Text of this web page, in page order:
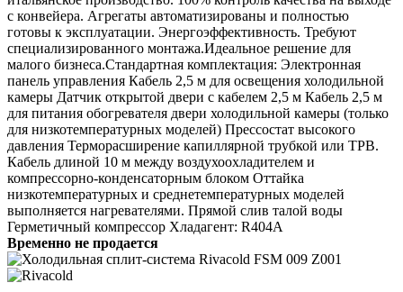
с конвейера. Агрегаты автоматизированы и полностью
готовы к эксплуатации. Энергоэффективность. Требуют
специализированного монтажа.Идеальное решение для
малого бизнеса.Стандартная комплектация: Электронная
панель управления Кабель 2,5 м для освещения холодильной
камеры Датчик открытой двери с кабелем 2,5 м Кабель 2,5 м
для питания обогревателя двери холодильной камеры (только
для низкотемпературных моделей) Прессостат высокого
давления Терморасширение капиллярной трубкой или ТРВ.
Кабель длиной 10 м между воздухоохладителем и
компрессорно-конденсаторным блоком Оттайка
низкотемпературных и среднетемпературных моделей
выполняется нагревателями. Прямой слив талой воды
Герметичный компрессор Хладагент: R404A
Временно не продается